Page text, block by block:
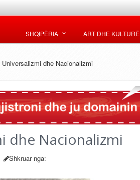
SHQIPËRIA ART DHE KULTURË
Universalizmi dhe Nacionalizmi
dhe Nacionalizmi
Shkruar nga: